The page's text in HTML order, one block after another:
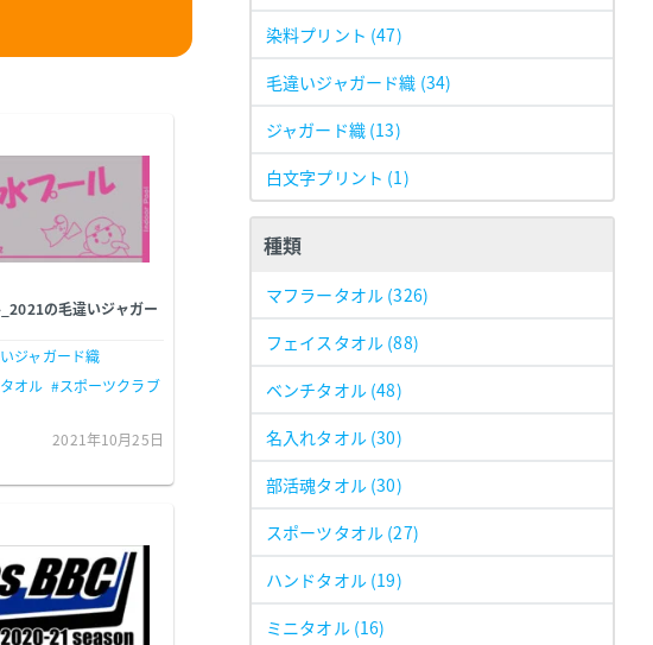
の毛違いジャガー
ジャガード織
オル #スポーツクラブ
2021年10月25日
染料プリント (47)
毛違いジャガード織 (34)
ジャガード織 (13)
白文字プリント (1)
種類
マフラータオル (326)
フェイスタオル (88)
ベンチタオル (48)
名入れタオル (30)
部活魂タオル (30)
スポーツタオル (27)
ハンドタオル (19)
ミニタオル (16)